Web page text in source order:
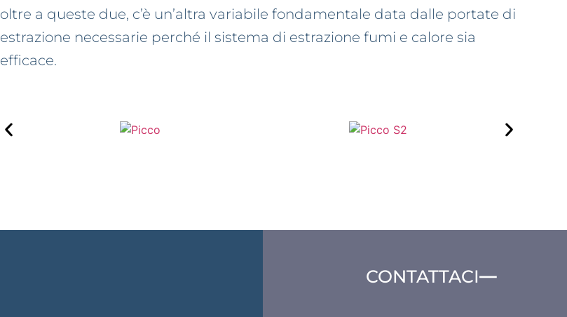
oltre a queste due, c’è un’altra variabile fondamentale data dalle portate di
estrazione necessarie perché il sistema di estrazione fumi e calore sia
efficace.
CONTATTACI